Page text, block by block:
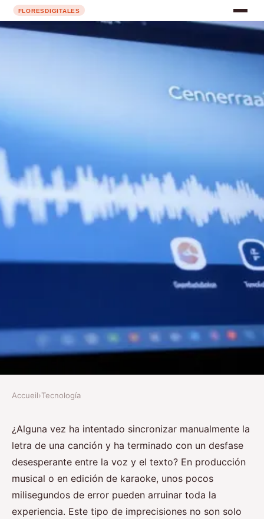
TECNOLOGÍA
Top 5 generadores de subtítulos
lrc para expertos
José María •02/07/2026 12:40•9 min de lecture
Accueil›Tecnología
¿Alguna vez ha intentado sincronizar manualmente la
letra de una canción y ha terminado con un desfase
desesperante entre la voz y el texto? En producción
musical o en edición de karaoke, unos pocos
milisegundos de error pueden arruinar toda la
experiencia. Este tipo de imprecisiones no son solo